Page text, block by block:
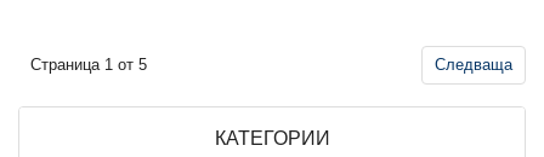
Страница 1 от 5 Следваща
КАТЕГОРИИ